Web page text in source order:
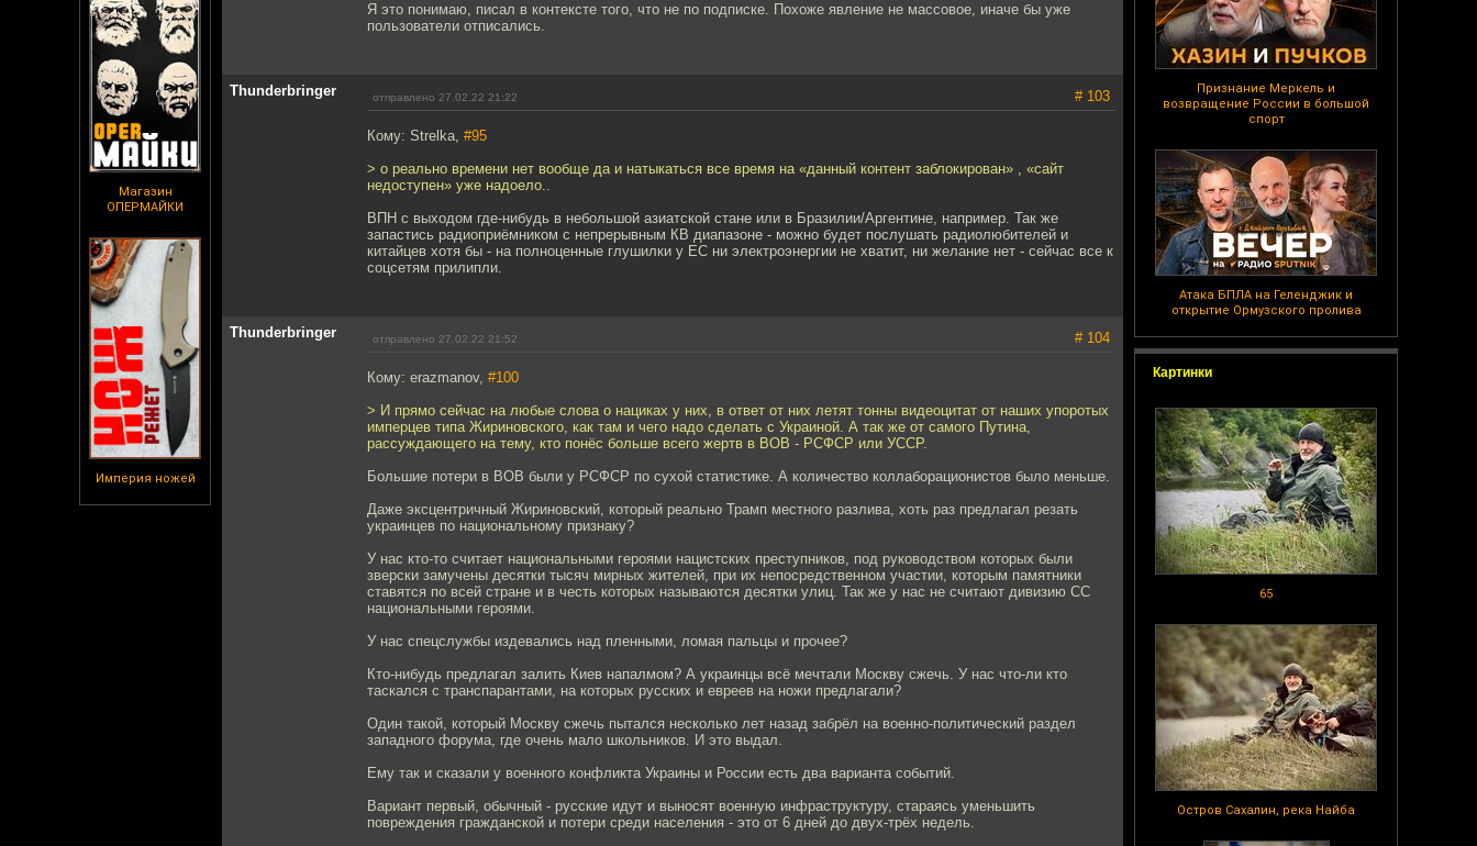
Магазин
ОПЕРМАЙКИ
Империя ножей
Признание Меркель и
возвращение России в большой
спорт
Атака БПЛА на Геленджик и
открытие Ормузского пролива
Картинки
65
Остров Сахалин, река Найба
Я это понимаю, писал в контексте того, что не по подписке. Похоже явление не массовое, иначе бы уже
пользователи отписались.
Thunderbringer отправлено 27.02.22 21:22 # 103
Кому: Strelka, #95
> о реально времени нет вообще да и натыкаться все время на «данный контент заблокирован» , «сайт
недоступен» уже надоело..
ВПН с выходом где-нибудь в небольшой азиатской стане или в Бразилии/Аргентине, например. Так же
запастись радиоприёмником с непрерывным КВ диапазоне - можно будет послушать радиолюбителей и
китайцев хотя бы - на полноценные глушилки у ЕС ни электроэнергии не хватит, ни желание нет - сейчас все к
соцсетям прилипли.
Thunderbringer отправлено 27.02.22 21:52 # 104
Кому: erazmanov, #100
> И прямо сейчас на любые слова о нациках у них, в ответ от них летят тонны видеоцитат от наших упоротых
имперцев типа Жириновского, как там и чего надо сделать с Украиной. А так же от самого Путина,
рассуждающего на тему, кто понёс больше всего жертв в ВОВ - РСФСР или УССР.
Большие потери в ВОВ были у РСФСР по сухой статистике. А количество коллаборационистов было меньше.
Даже эксцентричный Жириновский, который реально Трамп местного разлива, хоть раз предлагал резать
украинцев по национальному признаку?
У нас кто-то считает национальными героями нацистских преступников, под руководством которых были
зверски замучены десятки тысяч мирных жителей, при их непосредственном участии, которым памятники
ставятся по всей стране и в честь которых называются десятки улиц. Так же у нас не считают дивизию СС
национальными героями.
У нас спецслужбы издевались над пленными, ломая пальцы и прочее?
Кто-нибудь предлагал залить Киев напалмом? А украинцы всё мечтали Москву сжечь. У нас что-ли кто
таскался с транспарантами, на которых русских и евреев на ножи предлагали?
Один такой, который Москву сжечь пытался несколько лет назад забрёл на военно-политический раздел
западного форума, где очень мало школьников. И это выдал.
Ему так и сказали у военного конфликта Украины и России есть два варианта событий.
Вариант первый, обычный - русские идут и выносят военную инфраструктуру, стараясь уменьшить
повреждения гражданской и потери среди населения - это от 6 дней до двух-трёх недель.